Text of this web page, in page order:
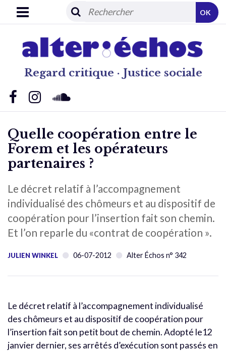
Regard critique · Justice sociale
OK
Quelle coopération entre le
Forem et les opérateurs
partenaires ?
Le décret relatif à l’accompagnement
individualisé des chômeurs et au dispositif de
coopération pour l’insertion fait son chemin.
Et l’on reparle du «contrat de coopération ».
JULIEN WINKEL 06-07-2012 Alter Échos n° 342
Le décret relatif à l’accompagnement individualisé
des chômeurs et au dispositif de coopération pour
l’insertion fait son petit bout de chemin. Adopté le12
janvier dernier, ses arrêtés d’exécution sont passés en